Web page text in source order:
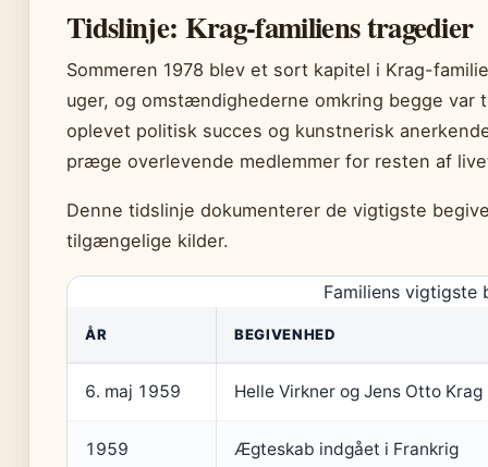
Tidslinje: Krag-familiens tragedier
Sommeren 1978 blev et sort kapitel i Krag-
uger, og omstændighederne omkring begge var
oplevet politisk succes og kunstnerisk
præge overlevende medlemmer for resten af
Denne tidslinje dokumenterer de vigtigste
tilgængelige kilder.
Familiens vigtigste
ÅR BEGIVENHED
6. maj 1959 Helle Virkner og Jens Otto Krag
1959 Ægteskab indgået i Frankrig